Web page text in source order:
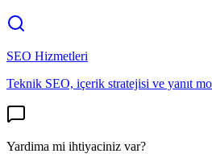
SEO Hizmetleri
Teknik SEO, içerik stratejisi ve yanıt
Yardima mi ihtiyaciniz var?